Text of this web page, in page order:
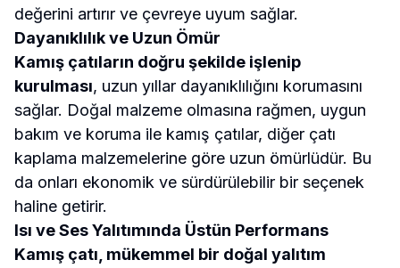
değerini artırır ve çevreye uyum sağlar.
Dayanıklılık ve Uzun Ömür
Kamış çatıların doğru şekilde işlenip
kurulması, uzun yıllar dayanıklılığını korumasını
sağlar. Doğal malzeme olmasına rağmen, uygun
bakım ve koruma ile kamış çatılar, diğer çatı
kaplama malzemelerine göre uzun ömürlüdür. Bu
da onları ekonomik ve sürdürülebilir bir seçenek
haline getirir.
Isı ve Ses Yalıtımında Üstün Performans
Kamış çatı, mükemmel bir doğal yalıtım